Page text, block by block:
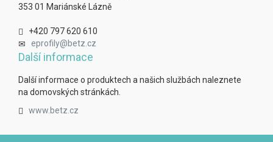
353 01 Mariánské Lázně
+420 797 620 610
eprofily@betz.cz
Další informace
Další informace o produktech a našich službách naleznete
na domovských stránkách.
www.betz.cz